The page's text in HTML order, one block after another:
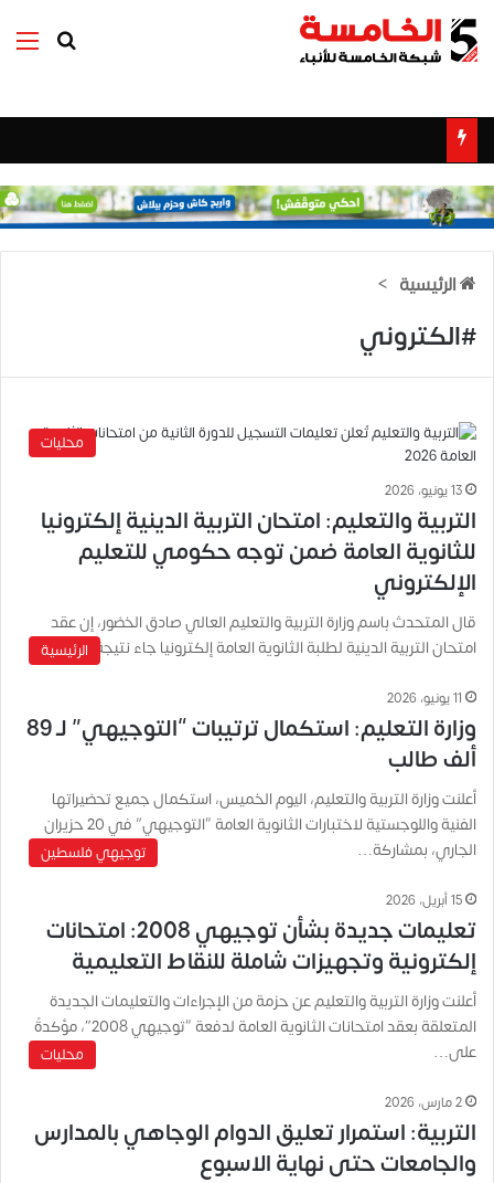
بحث عن
الرئيسية >
#الكتروني
محليات
13 يونيو، 2026
التربية والتعليم: امتحان التربية الدينية إلكترونيا
للثانوية العامة ضمن توجه حكومي للتعليم
الإلكتروني
قال المتحدث باسم وزارة التربية والتعليم العالي صادق الخضور، إن عقد
امتحان التربية الدينية لطلبة الثانوية العامة إلكترونيا جاء نتيجة…الرئيسية
11 يونيو، 2026
وزارة التعليم: استكمال ترتيبات “التوجيهي” لـ 89
ألف طالب
أعلنت وزارة التربية والتعليم، اليوم الخميس، استكمال جميع تحضيراتها
الفنية واللوجستية لاختبارات الثانوية العامة “التوجيهي” في 20 حزيران
الجاري، بمشاركة…
توجيهي فلسطين
15 أبريل، 2026
تعليمات جديدة بشأن توجيهي 2008: امتحانات
إلكترونية وتجهيزات شاملة للنقاط التعليمية
أعلنت وزارة التربية والتعليم عن حزمة من الإجراءات والتعليمات الجديدة
المتعلقة بعقد امتحانات الثانوية العامة لدفعة “توجيهي 2008″، مؤكدةً
على…
محليات
2 مارس، 2026
التربية: استمرار تعليق الدوام الوجاهي بالمدارس
والجامعات حتى نهاية الاسبوع